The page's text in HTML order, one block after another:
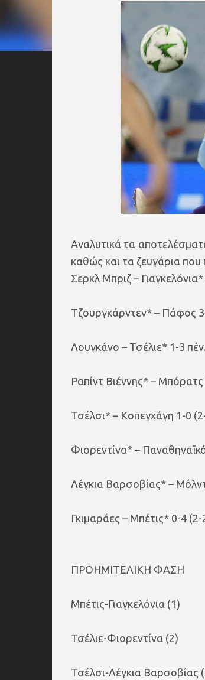
Αναλυτικά τα
καθώς και τα ζευγάρια
Σερκλ Μπριζ –
Τζουργκάρντεν* – Πάφος
Λουγκάνο – Τσέλιε* 1-3
Ραπίντ Βιέννης* –
Τσέλσι* – Κοπεγχάγη 1-0
Φιορεντίνα* –
Λέγκια Βαρσοβίας* –
Γκιμαράες – Μπέτις* 0-4 (2-
ΠΡΟΗΜΙΤΕΛΙΚΗ ΦΑΣΗ
Μπέτις-Γιαγκελόνια (1)
Τσέλιε-Φιορεντίνα (2)
Τσέλσι-Λέγκια Βαρσοβίας